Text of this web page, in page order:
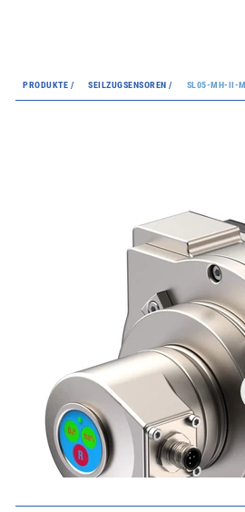
PRODUKTE / SEILZUGSENSOREN / SL05-MH-II-